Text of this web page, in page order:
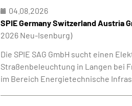
04.08.2026
SPIE Germany Switzerland Austria
2026 Neu-Isenburg)
Die SPIE SAG GmbH sucht einen
Straßenbeleuchtung in Langen bei
im Bereich Energietechnische